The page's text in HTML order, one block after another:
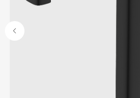
+7 (495) 782-78-74